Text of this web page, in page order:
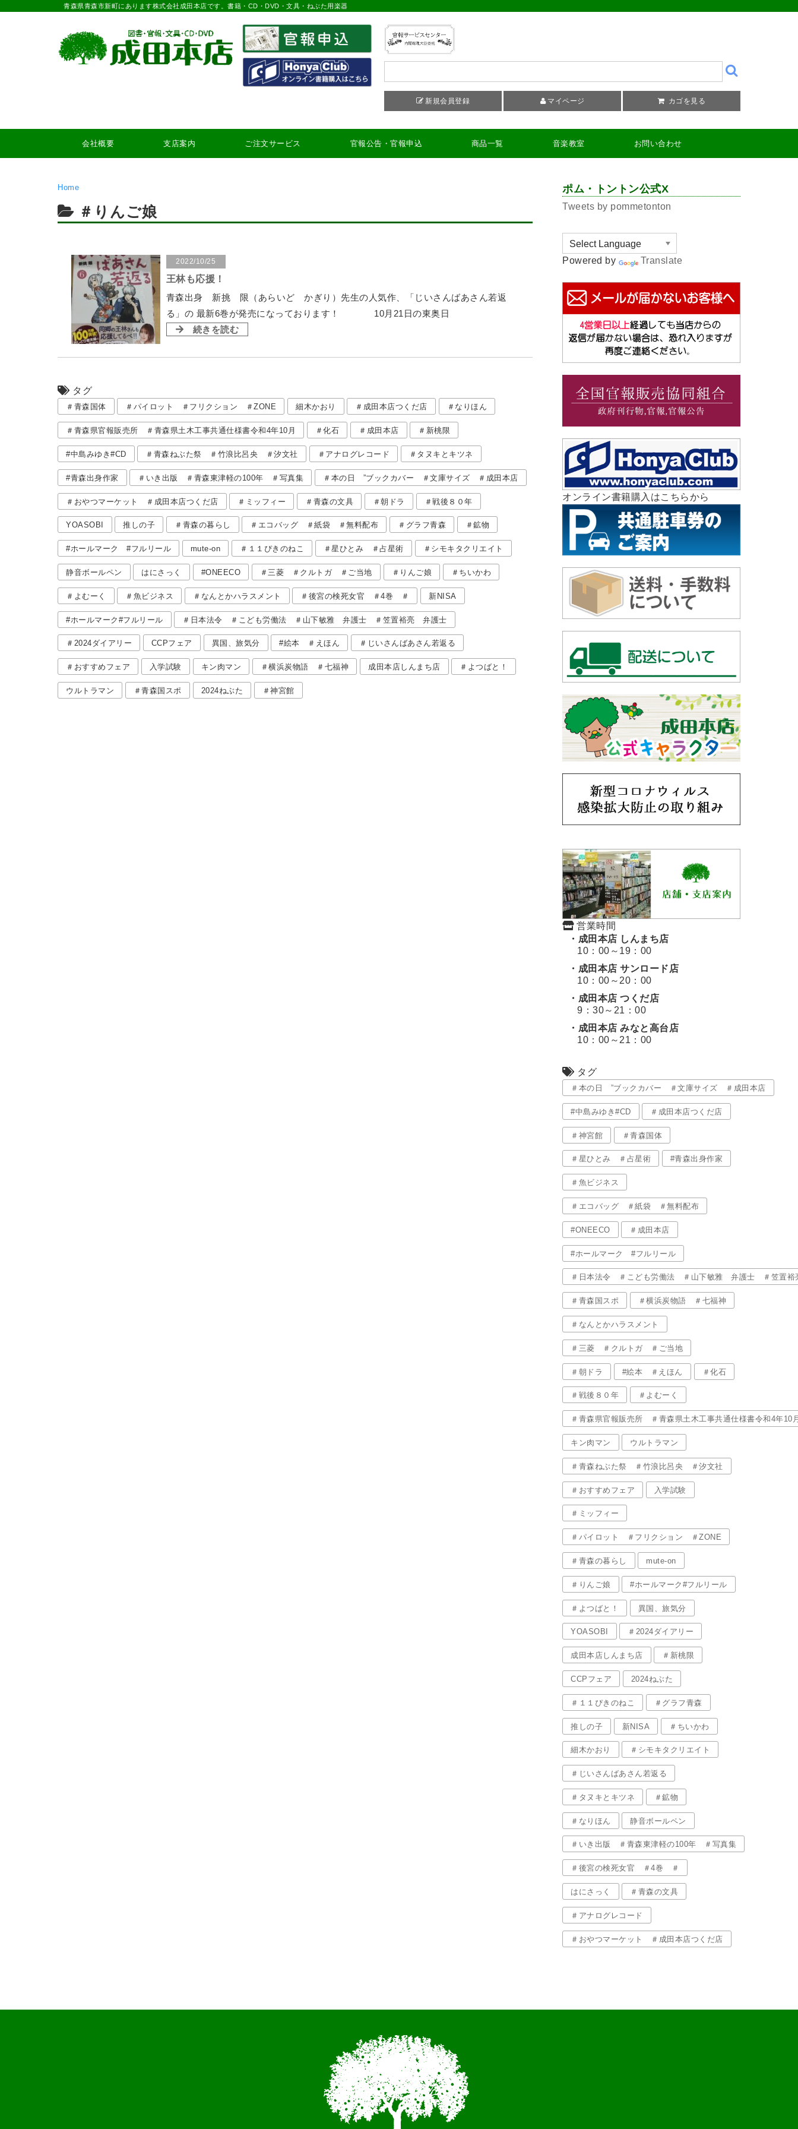
青森県青森市新町にあります株式会社成田本店です。書籍・CD・DVD・文具・ねぶた用楽器
新規会員登録 マイページ カゴを見る
会社概要 支店案内 ご注文サービス 官報公告・官報申込 商品一覧 音楽教室 お問い合わせ
Home
＃りんご娘
2022/10/25
王林も応援！
青森出身 新挑 限（あらいど かぎり）先生の人気作、「じいさんばあさん若返
る」の 最新6巻が発売になっております！ 10月21日の東奥日
続きを読む
タグ
＃青森国体 ＃パイロット ＃フリクション ＃ZONE 細木かおり ＃成田本店つくだ店 ＃なりほん
＃青森県官報販売所 ＃青森県土木工事共通仕様書令和4年10月 ＃化石 ＃成田本店 ＃新桃限
#中島みゆき#CD ＃青森ねぶた祭 ＃竹浪比呂央 ＃汐文社 ＃アナログレコード ＃タヌキとキツネ
#青森出身作家 ＃いき出版 ＃青森東津軽の100年 ＃写真集 ＃本の日 ”ブックカバー ＃文庫サイズ ＃成田本店
＃おやつマーケット ＃成田本店つくだ店 ＃ミッフィー ＃青森の文具 ＃朝ドラ ＃戦後８０年
YOASOBI 推しの子 ＃青森の暮らし ＃エコバッグ ＃紙袋 ＃無料配布 ＃グラフ青森 ＃鉱物
#ホールマーク #フルリール mute-on ＃１１ぴきのねこ ＃星ひとみ ＃占星術 ＃シモキタクリエイト
静音ボールペン はにさっく #ONEECO ＃三菱 ＃クルトガ ＃ご当地 ＃りんご娘 ＃ちいかわ
＃よむーく ＃魚ビジネス ＃なんとかハラスメント ＃後宮の検死女官 ＃4巻 ＃ 新NISA
#ホールマーク#フルリール ＃日本法令 ＃こども労働法 ＃山下敏雅 弁護士 ＃笠置裕亮 弁護士
＃2024ダイアリー CCPフェア 異国、旅気分 #絵本 ＃えほん ＃じいさんばあさん若返る
＃おすすめフェア 入学試験 キン肉マン ＃横浜炭物語 ＃七福神 成田本店しんまち店 ＃よつばと！
ウルトラマン ＃青森国スポ 2024ねぶた ＃神宮館
ポム・トントン公式X
Tweets by pommetonton
Powered by Translate
オンライン書籍購入はこちらから
営業時間
・成田本店 しんまち店
10：00～19：00
・成田本店 サンロード店
10：00～20：00
・成田本店 つくだ店
9：30～21：00
・成田本店 みなと高台店
10：00～21：00
タグ
＃本の日 ”ブックカバー ＃文庫サイズ ＃成田本店
#中島みゆき#CD ＃成田本店つくだ店
＃神宮館 ＃青森国体
＃星ひとみ ＃占星術 #青森出身作家
＃魚ビジネス
＃エコバッグ ＃紙袋 ＃無料配布
#ONEECO ＃成田本店
#ホールマーク #フルリール
＃日本法令 ＃こども労働法 ＃山下敏雅 弁護士 ＃笠置
＃青森国スポ ＃横浜炭物語 ＃七福神
＃なんとかハラスメント
＃三菱 ＃クルトガ ＃ご当地
＃朝ドラ #絵本 ＃えほん ＃化石
＃戦後８０年 ＃よむーく
＃青森県官報販売所 ＃青森県土木工事共通仕様書令和4年10
キン肉マン ウルトラマン
＃青森ねぶた祭 ＃竹浪比呂央 ＃汐文社
＃おすすめフェア 入学試験
＃ミッフィー
＃パイロット ＃フリクション ＃ZONE
＃青森の暮らし mute-on
＃りんご娘 #ホールマーク#フルリール
＃よつばと！ 異国、旅気分
YOASOBI ＃2024ダイアリー
成田本店しんまち店 ＃新桃限
CCPフェア 2024ねぶた
＃１１ぴきのねこ ＃グラフ青森
推しの子 新NISA ＃ちいかわ
細木かおり ＃シモキタクリエイト
＃じいさんばあさん若返る
＃タヌキとキツネ ＃鉱物
＃なりほん 静音ボールペン
＃いき出版 ＃青森東津軽の100年 ＃写真集
＃後宮の検死女官 ＃4巻 ＃
はにさっく ＃青森の文具
＃アナログレコード
＃おやつマーケット ＃成田本店つくだ店